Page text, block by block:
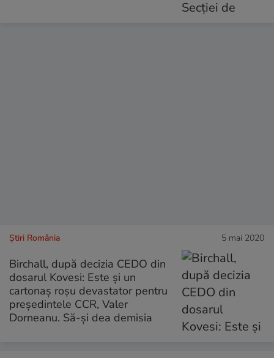
Știri România 5 mai 2020
Birchall, după decizia CEDO din
dosarul Kovesi: Este și un
cartonaș roșu devastator pentru
președintele CCR, Valer
Dorneanu. Să-și dea demisia